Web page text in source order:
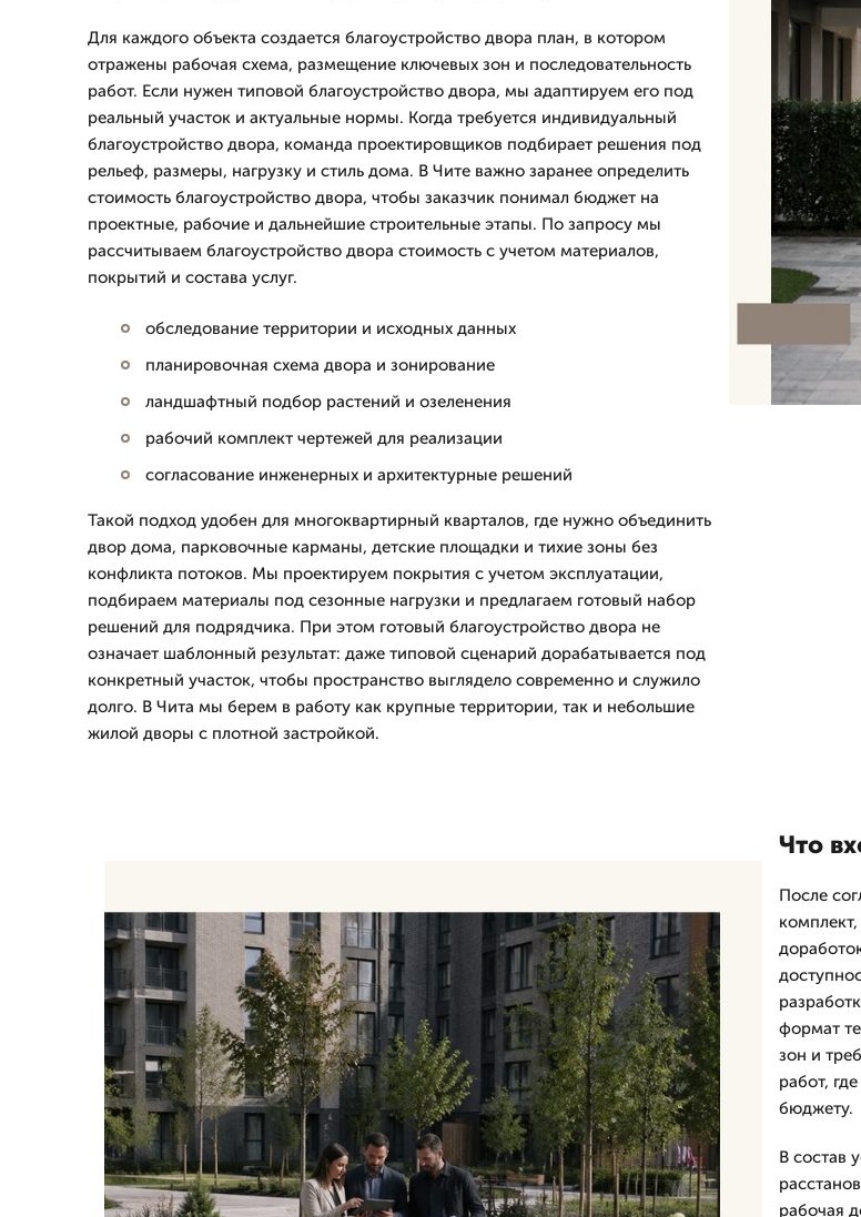
Для каждого объекта создается благоустройство двора план, в котором
отражены рабочая схема, размещение ключевых зон и последовательность
работ. Если нужен типовой благоустройство двора, мы адаптируем его под
реальный участок и актуальные нормы. Когда требуется индивидуальный
благоустройство двора, команда проектировщиков подбирает решения под
рельеф, размеры, нагрузку и стиль дома. В Чите важно заранее определить
стоимость благоустройство двора, чтобы заказчик понимал бюджет на
проектные, рабочие и дальнейшие строительные этапы. По запросу мы
рассчитываем благоустройство двора стоимость с учетом материалов,
покрытий и состава услуг.
обследование территории и исходных данных
планировочная схема двора и зонирование
ландшафтный подбор растений и озеленения
рабочий комплект чертежей для реализации
согласование инженерных и архитектурные решений
Такой подход удобен для многоквартирный кварталов, где нужно объединить
двор дома, парковочные карманы, детские площадки и тихие зоны без
конфликта потоков. Мы проектируем покрытия с учетом эксплуатации,
подбираем материалы под сезонные нагрузки и предлагаем готовый набор
решений для подрядчика. При этом готовый благоустройство двора не
означает шаблонный результат: даже типовой сценарий дорабатывается под
конкретный участок, чтобы пространство выглядело современно и служило
долго. В Чита мы берем в работу как крупные территории, так и небольшие
жилой дворы с плотной застройкой.
Что
После
формат
зон и
работ,
бюджету.
В состав
рабочая